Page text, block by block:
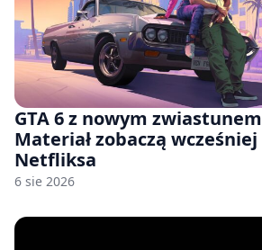
GTA 6 z nowym
Materiał zobaczą
Netfliksa
6 sie 2026